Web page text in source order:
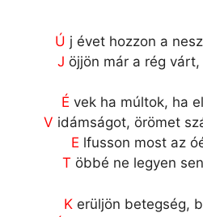
Ú j évet hozzon a
J öjjön már a rég
É vek ha múltok, ha
V idámságot, örömet
E lfusson most az
T öbbé ne legyen
K erüljön betegség,